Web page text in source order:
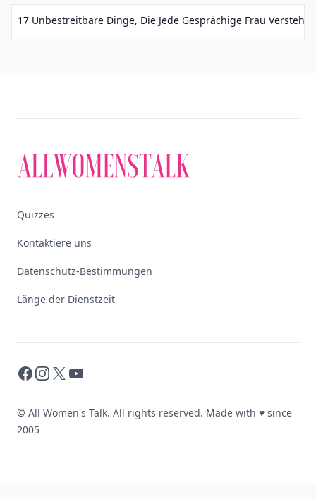
17 Unbestreitbare Dinge, Die Jede Gesprächige Frau Versteht
Quizzes
Kontaktiere uns
Datenschutz-Bestimmungen
Länge der Dienstzeit
Facebook
Instagram
X YouTube
© All Women's Talk. All rights reserved. Made with ♥ since
2005